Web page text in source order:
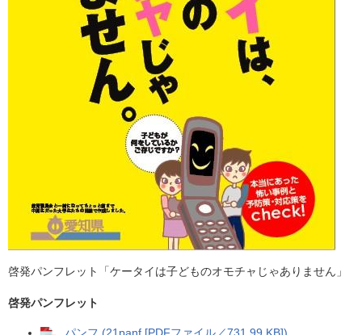
啓発パンフレット「ケータイは子どものオモチャじゃありません」
啓発パンフレット